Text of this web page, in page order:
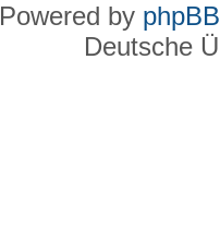
Powered by phpBB
Deutsche